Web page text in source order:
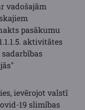
vadošajām
pasākumu
aktivitātes
ievērojot valstī
19 slimības